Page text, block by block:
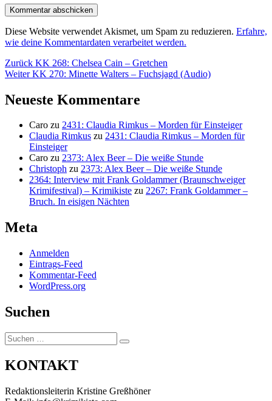
Diese Website verwendet Akismet, um Spam zu reduzieren. Erfahre,
wie deine Kommentardaten verarbeitet werden.
Beitragsnavigation
Zurück Vorheriger
Beitrag:
KK 268: Chelsea Cain – Gretchen
Weiter Nächster
KK 270: Minette Walters – Fuchsjagd (Audio)
Neueste Kommentare
Caro zu 2431: Claudia Rimkus – Morden für Einsteiger
Claudia Rimkus zu 2431: Claudia Rimkus – Morden für
Einsteiger
Caro zu 2373: Alex Beer – Die weiße Stunde
Christoph zu 2373: Alex Beer – Die weiße Stunde
2364: Interview mit Frank Goldammer (Braunschweiger
Krimifestival) – Krimikiste zu 2267: Frank Goldammer –
Bruch. In eisigen Nächten
Meta
Anmelden
Eintrags-Feed
Kommentar-Feed
WordPress.org
Suchen
Suchen
nach:
Suchen
KONTAKT
Redaktionsleiterin Kristine Greßhöner